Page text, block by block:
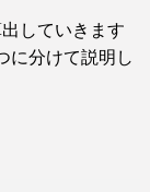
していきます
に分けて説明し